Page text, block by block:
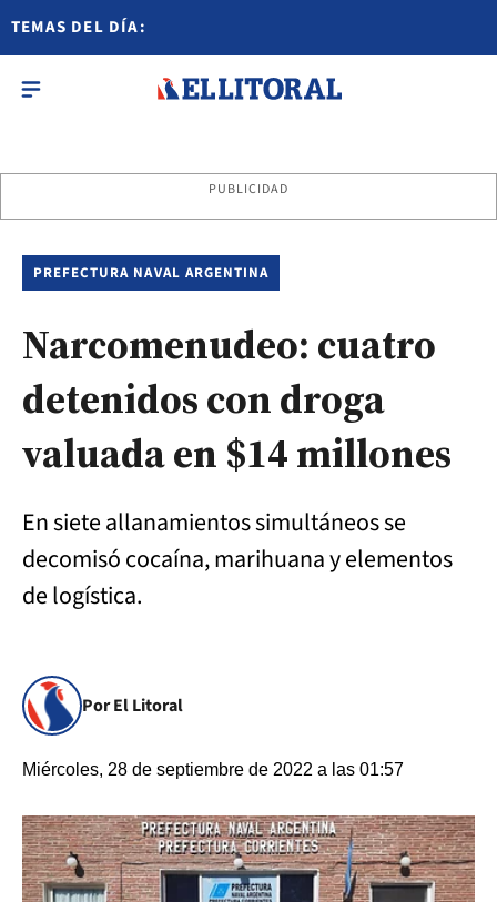
TEMAS DEL DÍA:
PUBLICIDAD
PREFECTURA NAVAL ARGENTINA
Narcomenudeo: cuatro
detenidos con droga
valuada en $14 millones
En siete allanamientos simultáneos se
decomisó cocaína, marihuana y elementos
de logística.
Por El Litoral
Miércoles, 28 de septiembre de 2022 a las 01:57